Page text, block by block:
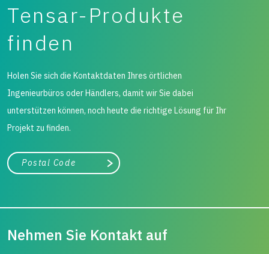
Tensar-Produkte
finden
Holen Sie sich die Kontaktdaten Ihres örtlichen
Ingenieurbüros oder Händlers, damit wir Sie dabei
unterstützen können, noch heute die richtige Lösung für Ihr
Projekt zu finden.
Stadt, Bundesland
Suche
Nehmen Sie Kontakt auf